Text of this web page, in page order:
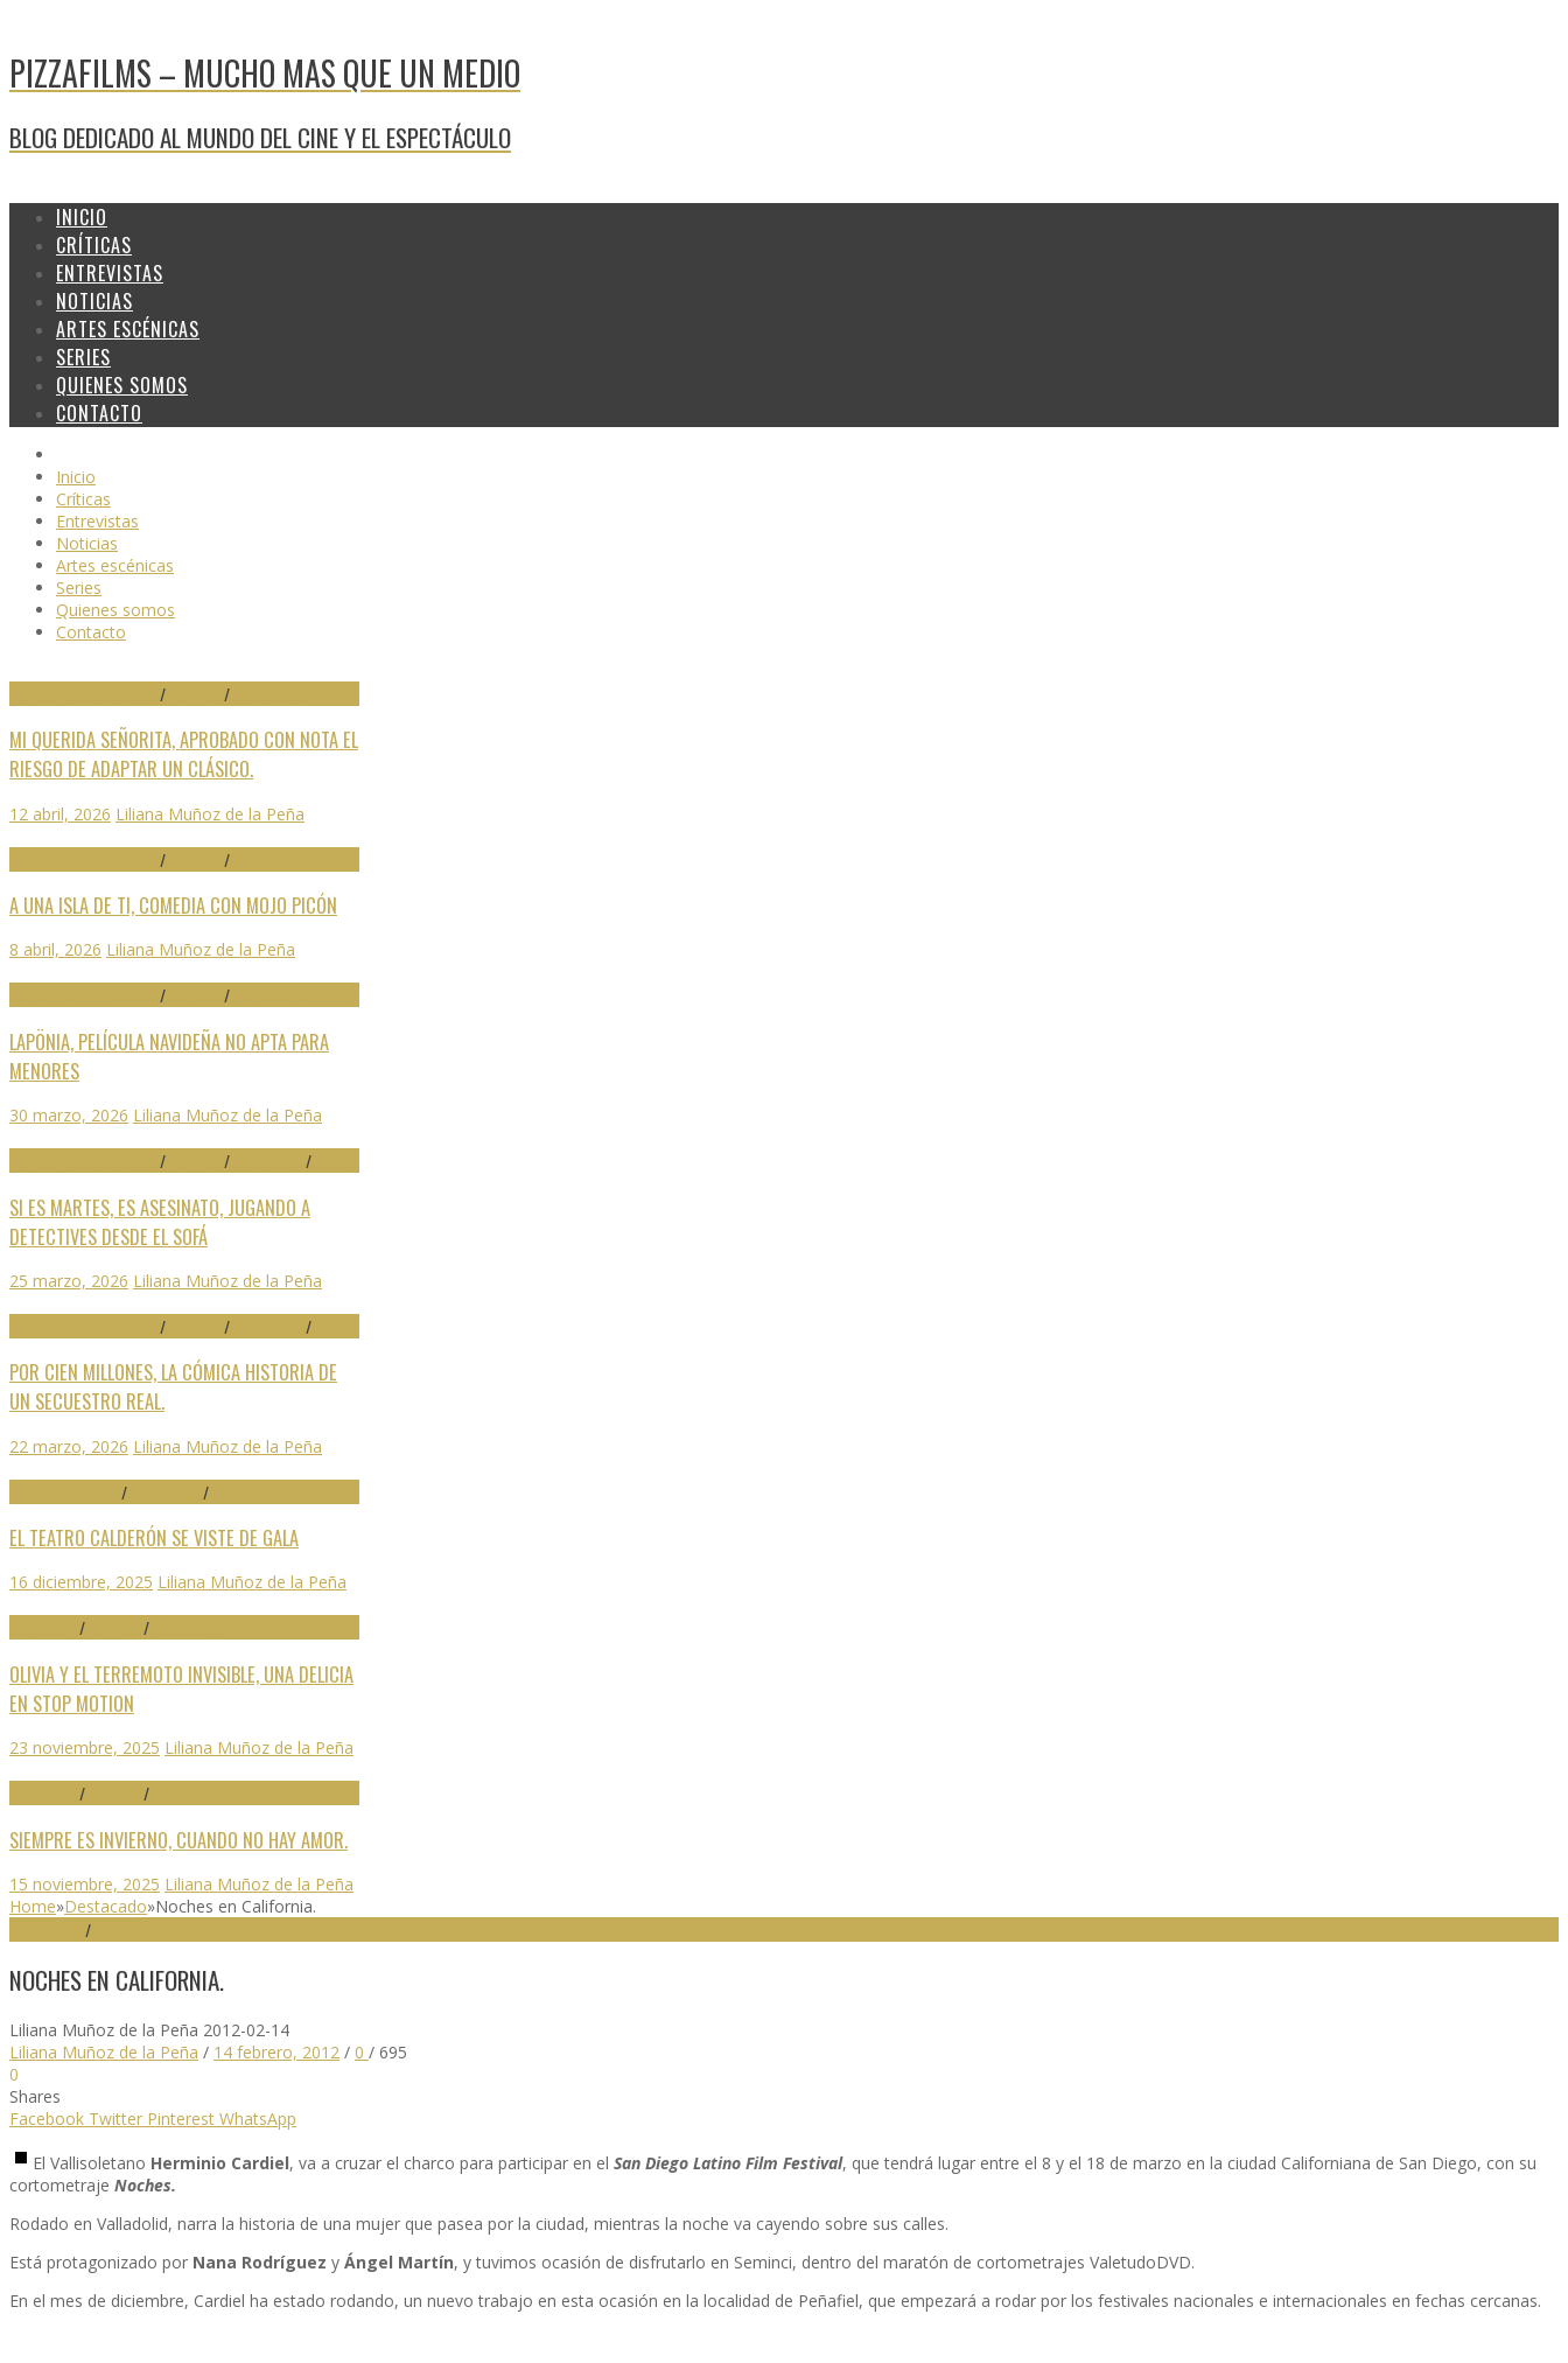
PIZZAFILMS – MUCHO MAS QUE UN MEDIO
BLOG DEDICADO AL MUNDO DEL CINE Y EL ESPECTÁCULO
INICIO
CRÍTICAS
ENTREVISTAS
NOTICIAS
ARTES ESCÉNICAS
SERIES
QUIENES SOMOS
CONTACTO
Inicio
Críticas
Entrevistas
Noticias
Artes escénicas
Series
Quienes somos
Contacto
/ /
MI QUERIDA SEÑORITA, APROBADO CON NOTA EL
RIESGO DE ADAPTAR UN CLÁSICO.
12 abril, 2026 Liliana Muñoz de la Peña
/ /
A UNA ISLA DE TI, COMEDIA CON MOJO PICÓN
8 abril, 2026 Liliana Muñoz de la Peña
/ /
LAPÖNIA, PELÍCULA NAVIDEÑA NO APTA PARA
MENORES
30 marzo, 2026 Liliana Muñoz de la Peña
/ / /
SI ES MARTES, ES ASESINATO, JUGANDO A
DETECTIVES DESDE EL SOFÁ
25 marzo, 2026 Liliana Muñoz de la Peña
/ / /
POR CIEN MILLONES, LA CÓMICA HISTORIA DE
UN SECUESTRO REAL.
22 marzo, 2026 Liliana Muñoz de la Peña
/ /
EL TEATRO CALDERÓN SE VISTE DE GALA
16 diciembre, 2025 Liliana Muñoz de la Peña
/ /
OLIVIA Y EL TERREMOTO INVISIBLE, UNA DELICIA
EN STOP MOTION
23 noviembre, 2025 Liliana Muñoz de la Peña
/ /
SIEMPRE ES INVIERNO, CUANDO NO HAY AMOR.
15 noviembre, 2025 Liliana Muñoz de la Peña
Home»Destacado»Noches en California.
/
NOCHES EN CALIFORNIA.
Liliana Muñoz de la Peña 2012-02-14
Liliana Muñoz de la Peña / 14 febrero, 2012 / 0 / 695
0
Shares
Facebook Twitter Pinterest WhatsApp
El Vallisoletano Herminio Cardiel, va a cruzar el charco para participar en el San Diego Latino Film Festival, que tendrá lugar entre el 8 y el 18 de marzo en la ciudad Californiana de San Diego, con su
cortometraje Noches.
Rodado en Valladolid, narra la historia de una mujer que pasea por la ciudad, mientras la noche va cayendo sobre sus calles.
Está protagonizado por Nana Rodríguez y Ángel Martín, y tuvimos ocasión de disfrutarlo en Seminci, dentro del maratón de cortometrajes ValetudoDVD.
En el mes de diciembre, Cardiel ha estado rodando, un nuevo trabajo en esta ocasión en la localidad de Peñafiel, que empezará a rodar por los festivales nacionales e internacionales en fechas cercanas.